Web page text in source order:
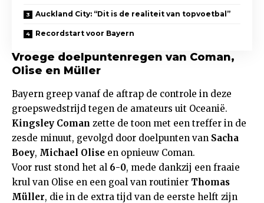
Auckland City: “Dit is de realiteit van topvoetbal”
Recordstart voor Bayern
Vroege doelpuntenregen van Coman,
Olise en Müller
Bayern greep vanaf de aftrap de controle in deze
groepswedstrijd tegen de amateurs uit Oceanië.
Kingsley Coman zette de toon met een treffer in de
zesde minuut, gevolgd door doelpunten van Sacha
Boey, Michael Olise en opnieuw Coman.
Voor rust stond het al 6-0, mede dankzij een fraaie
krul van Olise en een goal van routinier Thomas
Müller, die in de extra tijd van de eerste helft zijn